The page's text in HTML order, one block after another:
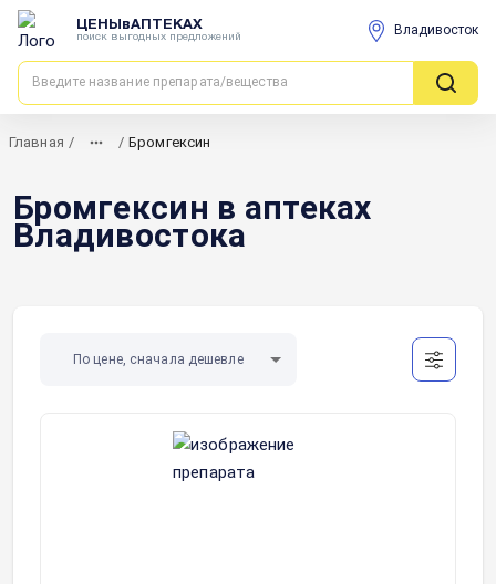
ЦЕНЫвАПТЕКАХ
поиск выгодных предложений Владивосток
Главная / / Бромгексин
Бромгексин в аптеках
Владивостока
По цене, сначала дешевле